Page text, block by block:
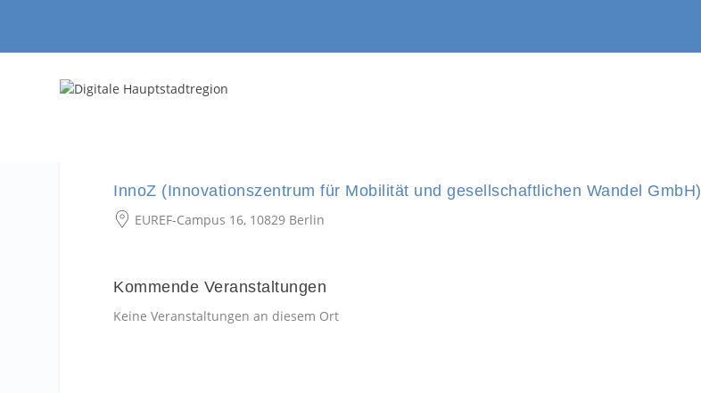
InnoZ (Innovationszentrum für Mobilität und gesellschaftlichen Wandel GmbH)
EUREF-Campus 16, 10829 Berlin
Kommende Veranstaltungen
Keine Veranstaltungen an diesem Ort